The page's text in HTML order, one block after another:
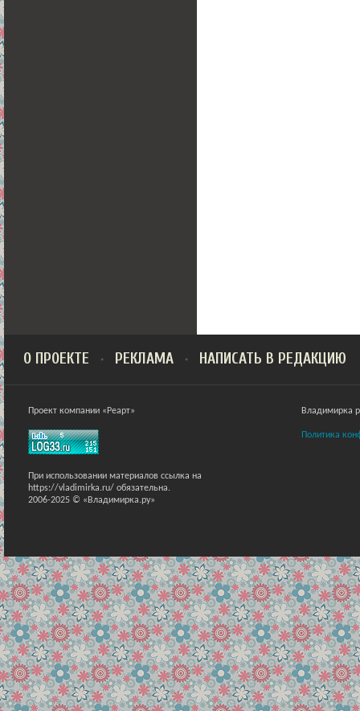
О ПРОЕКТЕ РЕКЛАМА НАПИСАТЬ В РЕДАКЦИЮ
Проект компании «Реарт»
При использовании материалов ссылка на
https://vladimirka.ru/ обязательна.
2006-2025 © «Владимирка.ру»
Владимирка
Политика